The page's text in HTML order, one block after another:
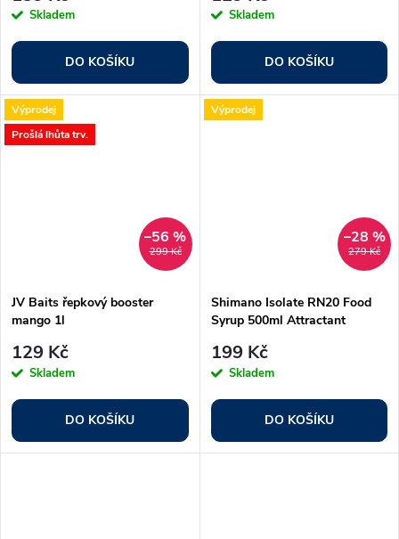
Skladem
DO KOŠÍKU
Skladem
DO KOŠÍKU
Výprodej
Prošlá lhůta trv.
299 Kč
–56 %
JV Baits řepkový booster
mango 1l
129 Kč
Skladem
DO KOŠÍKU
Výprodej
279 Kč
–28 %
Shimano Isolate RN20 Food
Syrup 500ml Attractant
199 Kč
Skladem
DO KOŠÍKU